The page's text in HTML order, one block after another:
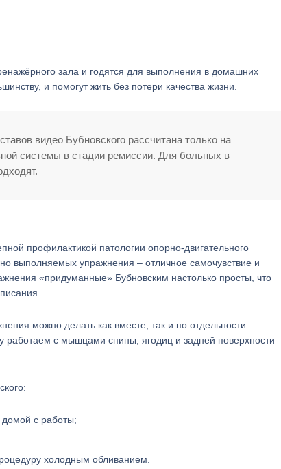
зала и годятся для выполнения в домашних
и помогут жить без потери качества жизни.
видео Бубновского рассчитана только на
системы в стадии ремиссии. Для больных в
профилактикой патологии опорно-двигательного
выполняемых упражнения – отличное самочувствие и
«придуманные» Бубновским настолько просты, что
можно делать как вместе, так и по отдельности.
работаем с мышцами спины, ягодиц и задней поверхности
домой с работы;
холодным обливанием.